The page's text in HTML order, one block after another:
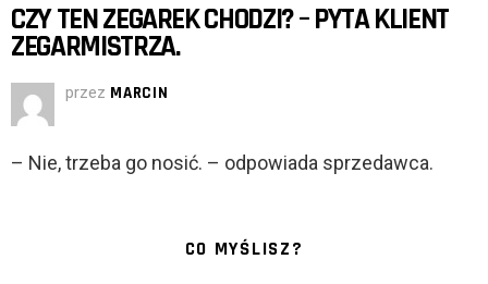
CZY TEN ZEGAREK CHODZI? – PYTA KLIENT
ZEGARMISTRZA.
przez MARCIN
– Nie, trzeba go nosić. – odpowiada sprzedawca.
CO MYŚLISZ?